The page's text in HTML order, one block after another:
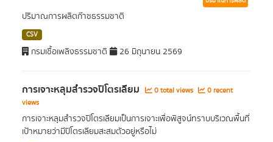
ปริมาณการผลิตก๊าซธรรมชาติ
CSV
กรมเชื้อเพลิงธรรมชาติ 26 มิถุนายน 2569
การเจาะหลุมสำรวจปิโตรเลียม 0 total views
0 recent
views
การเจาะหลุมสำรวจปิโตรเลียมเป็นการเจาะเพื่อพิสูจน์ทราบบริเวณพื้นที่
เป้าหมายว่ามีปิโตรเลียมสะสมตัวอยู่หรือไม่